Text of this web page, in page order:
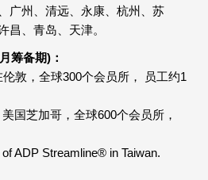
广州、清远、永康、杭州、苏
昌、青岛、天津。
筹备期)：
敦，全球300个会员所， 员工约1
国芝加哥，全球600个会员所，
ADP Streamline® in Taiwan.